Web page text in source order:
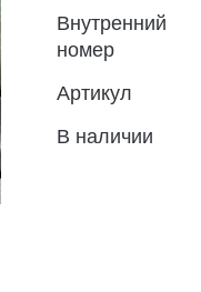
Внутренний
номер
Артикул
В наличии